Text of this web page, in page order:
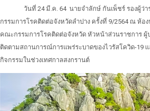
วันที่ 24มี.ค. 64 นายจำลักษ์ กันเพ็ชร์ รองผู้ว่
กรรมการโรคติดต่อจังหวัดลำปาง ครั้งที่ 9/2564 ณ ห้อ
คณะกรรมการโรคติดต่อจังหวัด หัวหน้าส่วนราชการ ผู้
ติดตามสถานการณ์การแพร่ระบาดของไวรัสโควิด-19
กิจกรรมในช่วงเทศกาลสงกรานต์